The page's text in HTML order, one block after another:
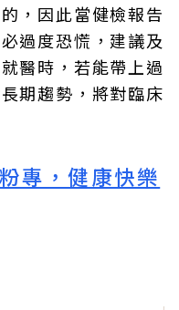
，因此當健檢報告
過度恐慌，建議及
醫時，若能帶上過
期趨勢，將對臨床
專，健康快樂